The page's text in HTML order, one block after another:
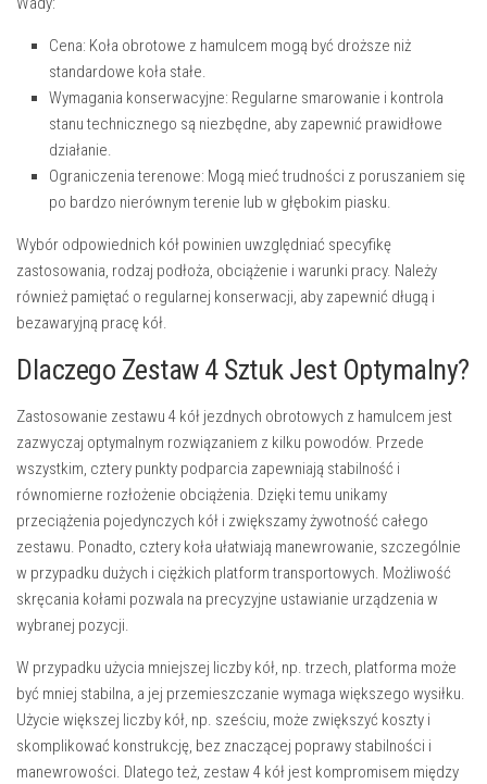
Cena: Koła obrotowe z hamulcem mogą być droższe niż
standardowe koła stałe.
Wymagania konserwacyjne: Regularne smarowanie i kontrola
stanu technicznego są niezbędne, aby zapewnić prawidłowe
działanie.
Ograniczenia terenowe: Mogą mieć trudności z poruszaniem się
po bardzo nierównym terenie lub w głębokim piasku.
Wybór odpowiednich kół powinien uwzględniać specyfikę
zastosowania, rodzaj podłoża, obciążenie i warunki pracy. Należy
również pamiętać o regularnej konserwacji, aby zapewnić długą i
bezawaryjną pracę kół.
Dlaczego Zestaw 4 Sztuk Jest Optymalny?
Zastosowanie zestawu 4 kół jezdnych obrotowych z hamulcem jest
zazwyczaj optymalnym rozwiązaniem z kilku powodów. Przede
wszystkim, cztery punkty podparcia zapewniają stabilność i
równomierne rozłożenie obciążenia. Dzięki temu unikamy
przeciążenia pojedynczych kół i zwiększamy żywotność całego
zestawu. Ponadto, cztery koła ułatwiają manewrowanie, szczególnie
w przypadku dużych i ciężkich platform transportowych. Możliwość
skręcania kołami pozwala na precyzyjne ustawianie urządzenia w
wybranej pozycji.
W przypadku użycia mniejszej liczby kół, np. trzech, platforma może
być mniej stabilna, a jej przemieszczanie wymaga większego wysiłku.
Użycie większej liczby kół, np. sześciu, może zwiększyć koszty i
skomplikować konstrukcję, bez znaczącej poprawy stabilności i
manewrowości. Dlatego też, zestaw 4 kół jest kompromisem między